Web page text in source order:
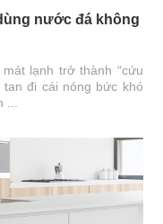
nước đá không
lạnh trở thành “cứu
tan đi cái nóng bức khó